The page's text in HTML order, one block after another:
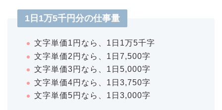
1日1万5千円分の仕事量
文字単価1円なら、1日1万5千字
文字単価2円なら、1日7,500字
文字単価3円なら、1日5,000字
文字単価4円なら、1日3,750字
文字単価5円なら、1日3,000字